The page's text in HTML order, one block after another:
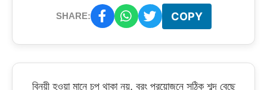
SHARE: COPY
বিনয়ী হওয়া মানে চুপ থাকা নয়, বরং প্রয়োজনে সঠিক শব্দ বেছে